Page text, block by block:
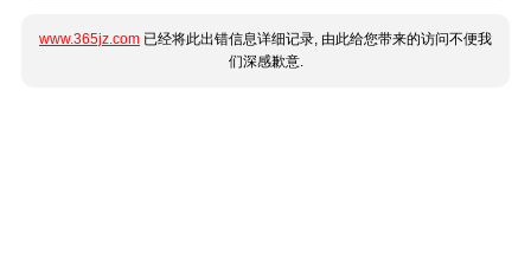
www.365jz.com 已经将此出错信息详细记录, 由此给您带来的访问不便我
们深感歉意.